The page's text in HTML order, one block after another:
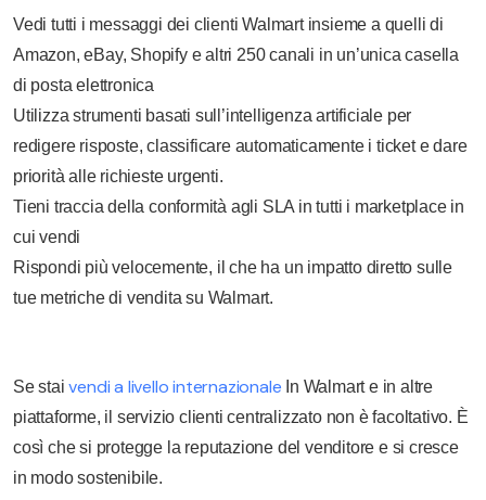
Vedi tutti i messaggi dei clienti Walmart insieme a quelli di
Amazon, eBay, Shopify e altri 250 canali in un’unica casella
di posta elettronica
Utilizza strumenti basati sull’intelligenza artificiale per
redigere risposte, classificare automaticamente i ticket e dare
priorità alle richieste urgenti.
Tieni traccia della conformità agli SLA in tutti i marketplace in
cui vendi
Rispondi più velocemente, il che ha un impatto diretto sulle
tue metriche di vendita su Walmart.
Se stai vendi a livello internazionale In Walmart e in altre
piattaforme, il servizio clienti centralizzato non è facoltativo. È
così che si protegge la reputazione del venditore e si cresce
in modo sostenibile.